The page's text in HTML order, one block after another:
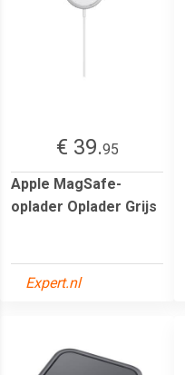
€ 39.95
Apple MagSafe-
oplader Oplader Grijs
Expert.nl